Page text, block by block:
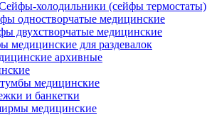
холодильники (сейфы термостаты)
одностворчатые медицинские
двухстворчатые медицинские
медицинские для раздевалок
архивные
медицинские
и банкетки
медицинские